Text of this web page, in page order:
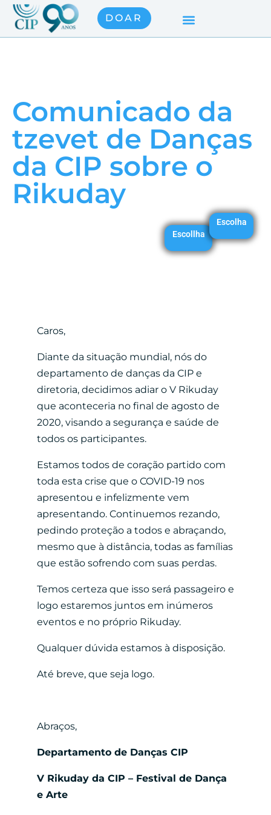
DOAR
Comunicado da
tzevet de Danças
da CIP sobre o
Rikuday
Escollha
Escolha
Caros,
Diante da situação mundial, nós do
departamento de danças da CIP e
diretoria, decidimos adiar o V Rikuday
que aconteceria no final de agosto de
2020, visando a segurança e saúde de
todos os participantes.
Estamos todos de coração partido com
toda esta crise que o COVID-19 nos
apresentou e infelizmente vem
apresentando. Continuemos rezando,
pedindo proteção a todos e abraçando,
mesmo que à distância, todas as famílias
que estão sofrendo com suas perdas.
Temos certeza que isso será passageiro e
logo estaremos juntos em inúmeros
eventos e no próprio Rikuday.
Qualquer dúvida estamos à disposição.
Até breve, que seja logo.
Abraços,
Departamento de Danças CIP
V Rikuday da CIP – Festival de Dança
e Arte